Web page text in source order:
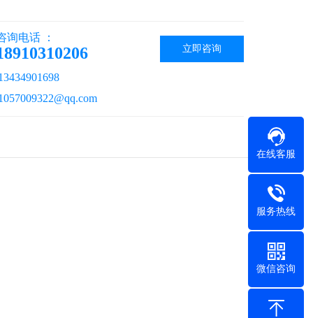
立即咨询
询电话 ：
在线客服
服务热线
微信咨询